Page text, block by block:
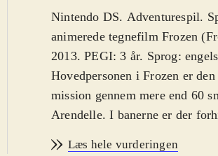
Nintendo DS. Adventurespil.
animerede tegnefilm Frozen
2013. PEGI: 3 år. Sprog:
Hovedpersonen i Frozen er
mission gennem mere end 60
Arendelle. I banerne er der
Læs hele vurderingen